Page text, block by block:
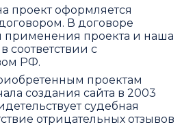
проект оформляется
В договоре
применения проекта и наша
соответствии с
РФ.
проектам
создания сайта в 2003
судебная
отрицательных отзывов